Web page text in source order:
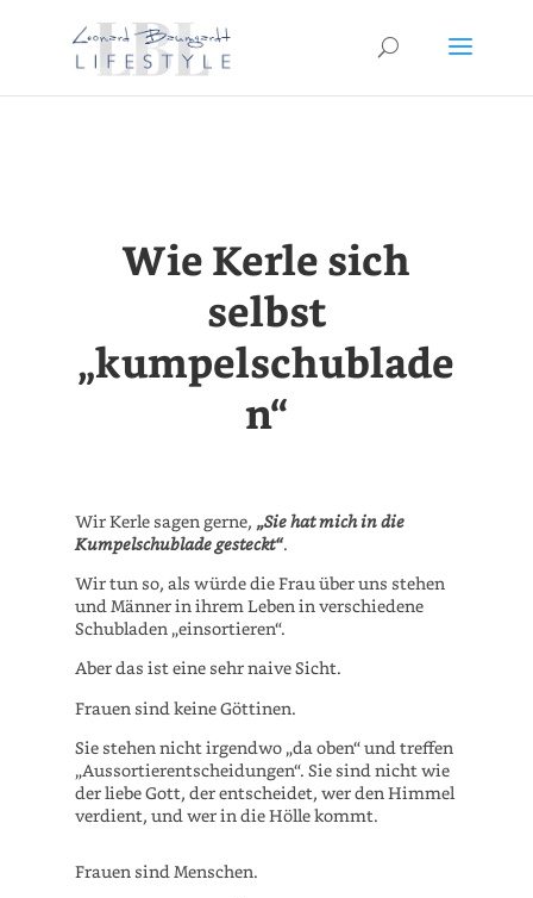
Wie Kerle sich
selbst
„kumpelschublade
n“
Wir Kerle sagen gerne, „Sie hat mich in die
Kumpelschublade gesteckt“.
Wir tun so, als würde die Frau über uns stehen
und Männer in ihrem Leben in verschiedene
Schubladen „einsortieren“.
Aber das ist eine sehr naive Sicht.
Frauen sind keine Göttinen.
Sie stehen nicht irgendwo „da oben“ und treffen
„Aussortierentscheidungen“. Sie sind nicht wie
der liebe Gott, der entscheidet, wer den Himmel
verdient, und wer in die Hölle kommt.
Frauen sind Menschen.